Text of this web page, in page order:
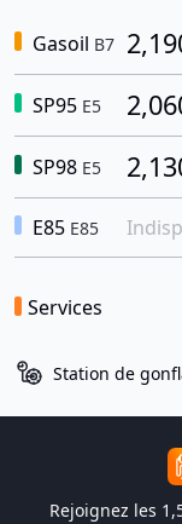
Gasoil B7
SP95 E5
SP98 E5
E85 E85
Services
Station de
Rejoignez les